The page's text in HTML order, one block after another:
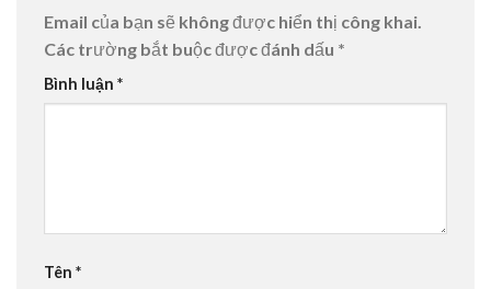
Email của bạn sẽ không được hiển thị công khai.
Các trường bắt buộc được đánh dấu *
Bình luận *
Tên *